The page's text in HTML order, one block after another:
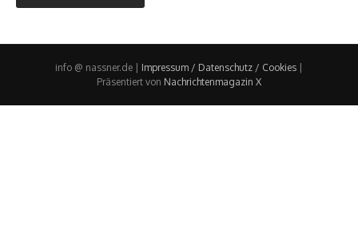
info @ nassner.de | Impressum / Datenschutz / Cookies |
Präsentiert von Nachrichtenmagazin X